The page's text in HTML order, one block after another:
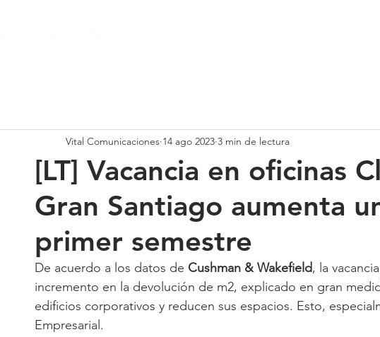
[LT] Vacancia en oficinas
Gran Santiago aumenta
primer semestre
Vital Comunicaciones 14 ago 2023 3 min de lectura
De acuerdo a los datos de Cushman & Wakefield, la
incremento en la devolución de m2, explicado en gran
edificios corporativos y reducen sus espacios. Esto,
Empresarial.